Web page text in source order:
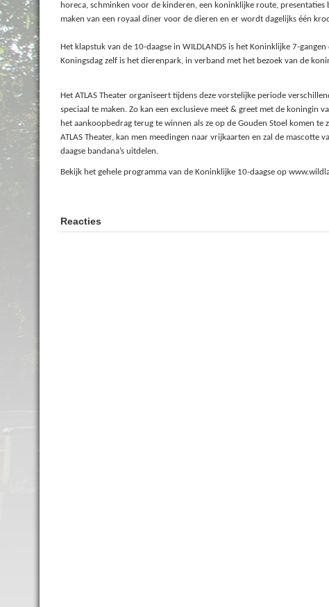
horeca, schminken voor de kinderen, een koninklijke route,
maken van een royaal diner voor de dieren en er wordt dagelijks één
Het klapstuk van de 10-daagse in WILDLANDS is het Koninklijke 7-
Koningsdag zelf is het dierenpark, in verband met het bezoek van de
Het ATLAS Theater organiseert tijdens deze vorstelijke periode
speciaal te maken. Zo kan een exclusieve meet & greet met de koningin
het aankoopbedrag terug te winnen als ze op de Gouden Stoel komen
ATLAS Theater, kan men meedingen naar vrijkaarten en zal de
daagse bandana’s uitdelen.
Bekijk het gehele programma van de Koninklijke 10-daagse op
Reacties